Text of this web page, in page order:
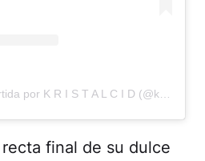
final de su dulce